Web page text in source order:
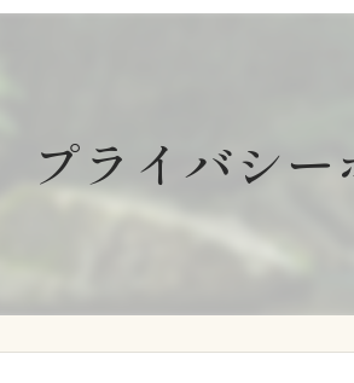
プライバシ